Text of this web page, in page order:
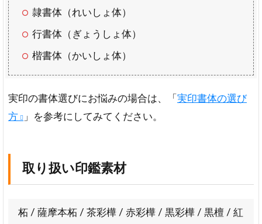
【体
談】
6
は
こ
プ
レ
ム
購
入
順
隷書体（れいしょ体）
行書体（ぎょうしょ体）
楷書体（かいしょ体）
実印の書体選びにお悩みの場合は、「 実印書体の選び
方
」を参考にしてみてください。
取り扱い印鑑素材
柘 / 薩摩本柘 / 茶彩樺 / 赤彩樺 / 黒彩樺 / 黒檀 / 紅